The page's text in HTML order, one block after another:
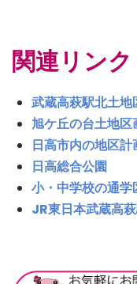
関連リンク
武蔵高萩駅北土地
旭ケ丘の台土地区
日高市内の地区計
日高総合公園
小・中学校の通学
JR東日本武蔵高